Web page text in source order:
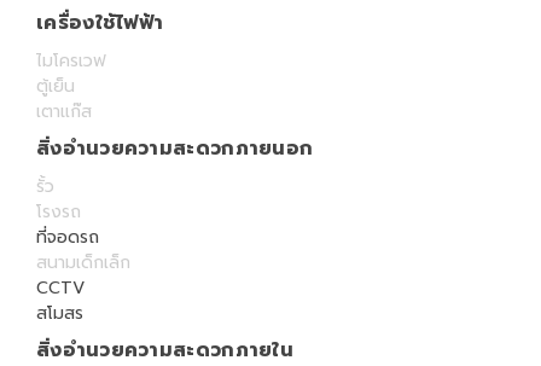
เครื่องใช้ไฟฟ้า
ไมโครเวฟ
ตู้เย็น
เตาแก๊ส
สิ่งอำนวยความสะดวกภายนอก
รั้ว
โรงรถ
ที่จอดรถ
สนามเด็กเล็ก
CCTV
สโมสร
สิ่งอำนวยความสะดวกภายใน